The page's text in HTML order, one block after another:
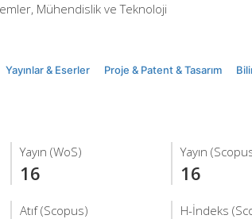
Mühendislik ve Teknoloji
Yayınlar & Eserler Proje & Patent & Tasarım
Yayın (WoS)
16
Yayın
16
Atıf (Scopus) H-İndeks